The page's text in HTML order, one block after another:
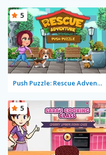
Push Puzzle: Rescue Adventure
5
5